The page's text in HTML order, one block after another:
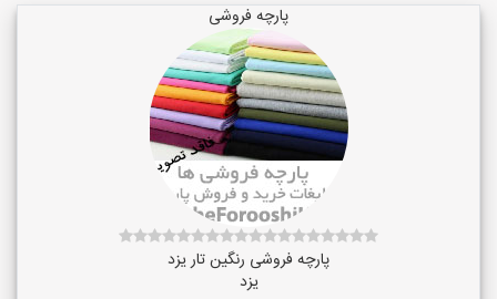
پارچه فروشی
پارچه فروشی رنگین تار یزد
یزد